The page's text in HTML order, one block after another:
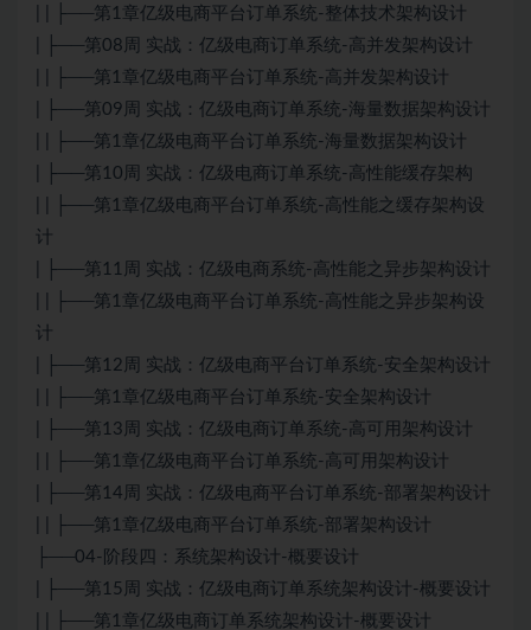
| | ├──第1章亿级电商平台订单系统-整体技术架构设计
| ├──第08周 实战：亿级电商订单系统-高并发架构设计
| | ├──第1章亿级电商平台订单系统-高并发架构设计
| ├──第09周 实战：亿级电商订单系统-海量数据架构设计
| | ├──第1章亿级电商平台订单系统-海量数据架构设计
| ├──第10周 实战：亿级电商订单系统-高性能缓存架构
| | ├──第1章亿级电商平台订单系统-高性能之缓存架构设
计
| ├──第11周 实战：亿级电商系统-高性能之异步架构设计
| | ├──第1章亿级电商平台订单系统-高性能之异步架构设
计
| ├──第12周 实战：亿级电商平台订单系统-安全架构设计
| | ├──第1章亿级电商平台订单系统-安全架构设计
| ├──第13周 实战：亿级电商订单系统-高可用架构设计
| | ├──第1章亿级电商平台订单系统-高可用架构设计
| ├──第14周 实战：亿级电商平台订单系统-部署架构设计
| | ├──第1章亿级电商平台订单系统-部署架构设计
├──04-阶段四：系统架构设计-概要设计
| ├──第15周 实战：亿级电商订单系统架构设计-概要设计
| | ├──第1章亿级电商订单系统架构设计-概要设计